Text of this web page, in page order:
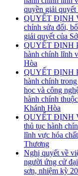
quyền giải
QUYẾT ĐỊNH
chính sửa đổi,
giải quyết của
QUYẾT ĐỊNH
hành chính lĩnh
Hòa
QUYẾT ĐỊNH
hành chính
học và công
hành chính
Khánh Hòa
QUYẾT ĐỊNH
thủ tục hành
lĩnh vực hóa
Thương
Nghị quyết về
người ứng cử
sơn, nhiệm kỳ